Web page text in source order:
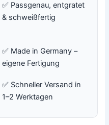
✅ Passgenau, entgratet
& schweißfertig
✅ Made in Germany –
eigene Fertigung
✅ Schneller Versand in
1–2 Werktagen